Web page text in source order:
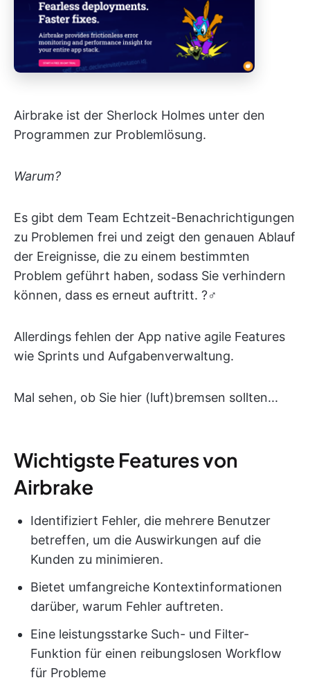
Airbrake ist der Sherlock Holmes unter den
Programmen zur Problemlösung.
Warum?
Es gibt dem Team Echtzeit-Benachrichtigungen
zu Problemen frei und zeigt den genauen Ablauf
der Ereignisse, die zu einem bestimmten
Problem geführt haben, sodass Sie verhindern
können, dass es erneut auftritt. ?️‍♂️
Allerdings fehlen der App native agile Features
wie Sprints und Aufgabenverwaltung.
Mal sehen, ob Sie hier (luft)bremsen sollten...
Wichtigste Features von
Airbrake
Identifiziert Fehler, die mehrere Benutzer
betreffen, um die Auswirkungen auf die
Kunden zu minimieren.
Bietet umfangreiche Kontextinformationen
darüber, warum Fehler auftreten.
Eine leistungsstarke Such- und Filter-
Funktion für einen reibungslosen Workflow
für Probleme